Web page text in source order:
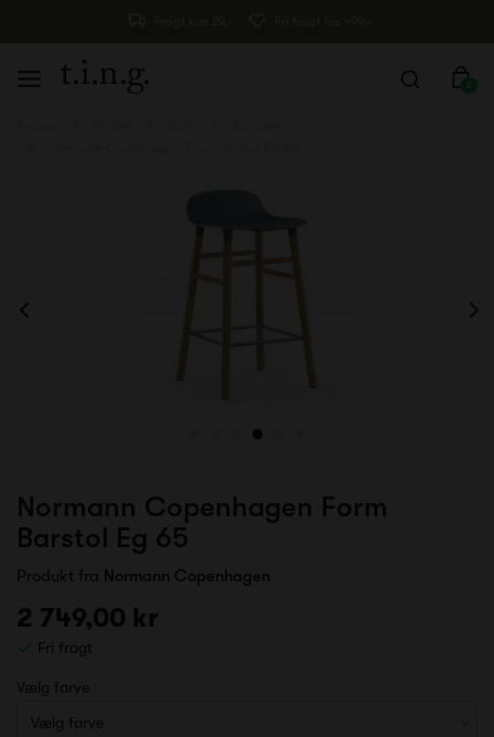
0
Normann Copenhagen Form
Barstol Eg 65
Produkt fra Normann Copenhagen
2 749,00 kr
Fri fragt
Vælg farve